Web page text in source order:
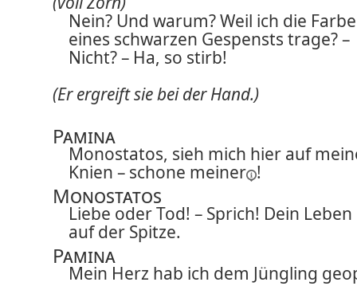
Nein? Und warum? Weil ich die Farbe
eines schwarzen Gespensts trage? –
Nicht? – Ha, so stirb!
(Er ergreift sie bei der Hand.)
Pamina
Monostatos, sieh mich hier auf
Knien – schone meiner !
Monostatos
Liebe oder Tod! – Sprich! Dein
auf der Spitze.
Pamina
Mein Herz hab ich dem Jüngling